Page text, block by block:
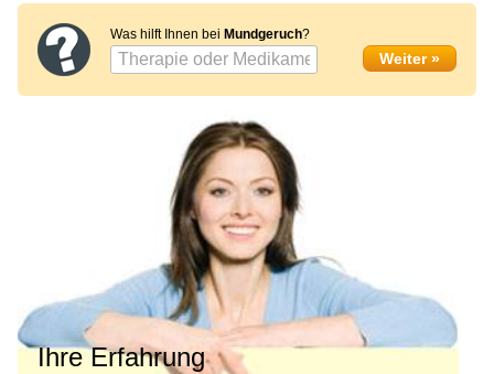
Was hilft Ihnen bei Mundgeruch?
Ihre Erfahrung